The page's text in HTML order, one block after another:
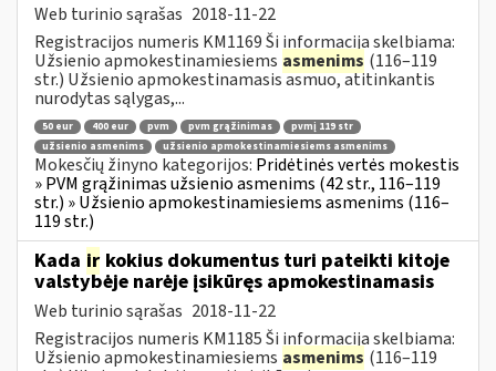
Web turinio sąrašas 2018-11-22
Registracijos numeris KM1169 Ši informacija skelbiama:
Užsienio apmokestinamiesiems asmenims (116–119
str.) Užsienio apmokestinamasis asmuo, atitinkantis
nurodytas sąlygas,...
50 eur 400 eur pvm pvm grąžinimas
pvmį 119 str
užsienio asmenims
užsienio apmokestinamiesiems asmenims
Mokesčių žinyno kategorijos: Pridėtinės vertės mokestis
» PVM grąžinimas užsienio asmenims (42 str., 116–119
str.) » Užsienio apmokestinamiesiems asmenims (116–
119 str.)
Kada ir kokius dokumentus turi pateikti kitoje
valstybėje narėje įsikūręs apmokestinamasis
Web turinio sąrašas 2018-11-22
Registracijos numeris KM1185 Ši informacija skelbiama:
Užsienio apmokestinamiesiems asmenims (116–119